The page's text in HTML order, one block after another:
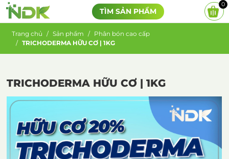
TÌM SẢN PHẨM
0
Trang chủ Sản phẩm
Phân bón cao cấp
TRICHODERMA HỮU CƠ | 1KG
TRICHODERMA HỮU CƠ | 1KG